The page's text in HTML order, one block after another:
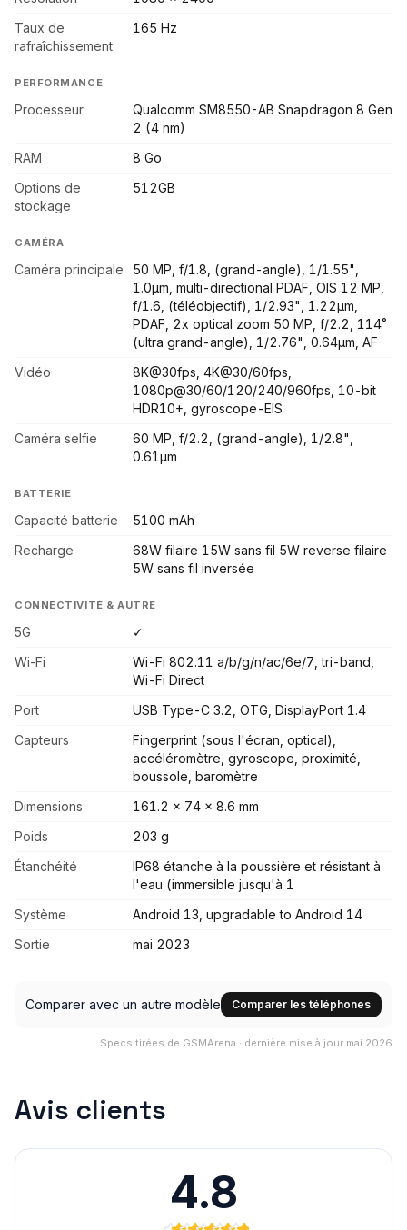
Taux de
rafraîchissement
165 Hz
PERFORMANCE
Processeur
Qualcomm SM8550-AB Snapdragon 8 Gen
2 (4 nm)
RAM
8 Go
Options de
stockage
512GB
CAMÉRA
Caméra principale
50 MP, f/1.8, (grand-angle), 1/1.55",
1.0µm, multi-directional PDAF, OIS 12 MP,
f/1.6, (téléobjectif), 1/2.93", 1.22µm,
PDAF, 2x optical zoom 50 MP, f/2.2, 114˚
(ultra grand-angle), 1/2.76", 0.64µm, AF
Vidéo
8K@30fps, 4K@30/60fps,
1080p@30/60/120/240/960fps, 10-bit
HDR10+, gyroscope-EIS
Caméra selfie
60 MP, f/2.2, (grand-angle), 1/2.8",
0.61µm
BATTERIE
Capacité batterie
5100 mAh
Recharge
68W filaire 15W sans fil 5W reverse filaire
5W sans fil inversée
CONNECTIVITÉ & AUTRE
5G
✓
Wi-Fi
Wi-Fi 802.11 a/b/g/n/ac/6e/7, tri-band,
Wi-Fi Direct
Port
USB Type-C 3.2, OTG, DisplayPort 1.4
Capteurs
Fingerprint (sous l'écran, optical),
accéléromètre, gyroscope, proximité,
boussole, baromètre
Dimensions
161.2 x 74 x 8.6 mm
Poids
203 g
Étanchéité
IP68 étanche à la poussière et résistant à
l'eau (immersible jusqu'à 1
Système
Android 13, upgradable to Android 14
Sortie
mai 2023
Comparer avec un autre modèle Comparer les téléphones
Specs tirées de GSMArena · dernière mise à jour mai 2026
Avis clients
4.8